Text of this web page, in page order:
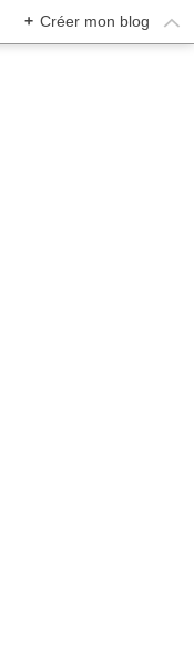
+ Créer mon blog